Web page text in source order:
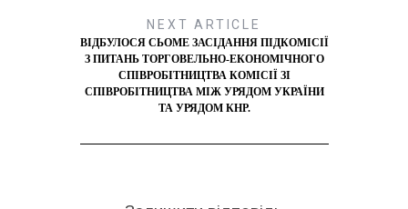
NEXT ARTICLE
ВІДБУЛОСЯ СЬОМЕ ЗАСІДАННЯ ПІДКОМІСІЇ
З ПИТАНЬ ТОРГОВЕЛЬНО-ЕКОНОМІЧНОГО
СПІВРОБІТНИЦТВА КОМІСІЇ ЗІ
СПІВРОБІТНИЦТВА МІЖ УРЯДОМ УКРАЇНИ
ТА УРЯДОМ КНР.